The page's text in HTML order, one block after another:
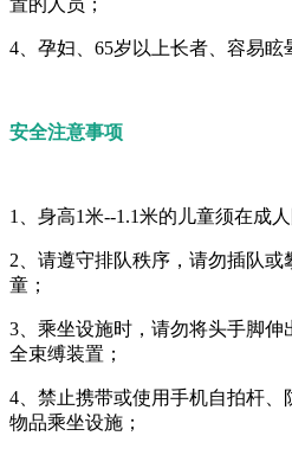
置的人员；
4、孕妇、65岁以上长者、容易眩
安全注意事项
1、身高1米--1.1米的儿童须在成
2、请遵守排队秩序，请勿插队
童；
3、乘坐设施时，请勿将头手脚
全束缚装置；
4、禁止携带或使用手机自拍杆
物品乘坐设施；